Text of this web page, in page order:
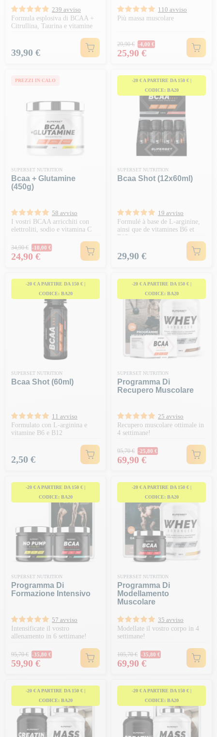
239 avviso
Formula esplosiva di BCAA +
Citrullina, Taurina e vitamine
Prezzo
39,90 €
110 avviso
Più massa muscolare
Prezzo normale
29,90 € -4,00 €
Prezzo
25,90 €
PREZZI IN CALO
SUPERSET NUTRITION
Bcaa + Glutamine
(450g)
58 avviso
I vostri BCAA arricchiti con
elettroliti, sodio e vitamina C
Prezzo normale
34,90 € -10,00 €
Prezzo
24,90 €
-20 € A PARTIRE DA 150 € |
CODICE: BA20
SUPERSET NUTRITION
Bcaa Shot (12x60ml)
19 avviso
Formulé à base de L-arginine,
ainsi que de vitamines B6 et
B12.
Prezzo
29,90 €
-20 € A PARTIRE DA 150 € |
CODICE: BA20
SUPERSET NUTRITION
Bcaa Shot (60ml)
11 avviso
Formulato con L-arginina e
vitamine B6 e B12
Prezzo
2,50 €
-20 € A PARTIRE DA 150 € |
CODICE: BA20
SUPERSET NUTRITION
Programma Di
Recupero Muscolare
25 avviso
Recupero muscolare ottimale in
4 settimane!
Prezzo normale
95,70 € -25,80 €
Prezzo
69,90 €
-20 € A PARTIRE DA 150 € |
CODICE: BA20
SUPERSET NUTRITION
Programma Di
Formazione Intensivo
57 avviso
Intensificate il vostro
allenamento in 6 settimane!
Prezzo normale
95,70 € -35,80 €
Prezzo
59,90 €
-20 € A PARTIRE DA 150 € |
CODICE: BA20
SUPERSET NUTRITION
Programma Di
Modellamento
Muscolare
35 avviso
Modellate il vostro corpo in 4
settimane!
Prezzo normale
105,70 € -35,80 €
Prezzo
69,90 €
-20 € A PARTIRE DA 150 € |
CODICE: BA20
-20 € A PARTIRE DA 150 € |
CODICE: BA20